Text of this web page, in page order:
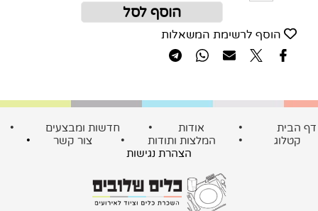
הוסף לסל
הוסף לרשימת המשאלות
הבית • אודות • חדשות ומבצעים •
קטלוג
• המלצות ותודות • צור קשר
•
הצהרת נגישות